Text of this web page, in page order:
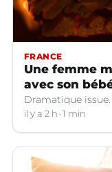
FRANCE
Une femme
avec son
Dramatique issue.
il y a 2 h 1 min